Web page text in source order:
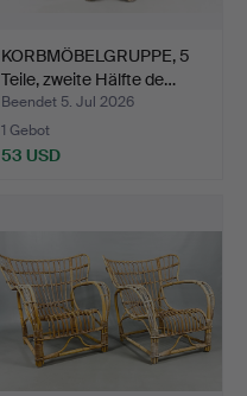
KORBMÖBELGRUPPE, 5
Teile, zweite Hälfte de…
Beendet 5. Jul 2026
1 Gebot
53 USD